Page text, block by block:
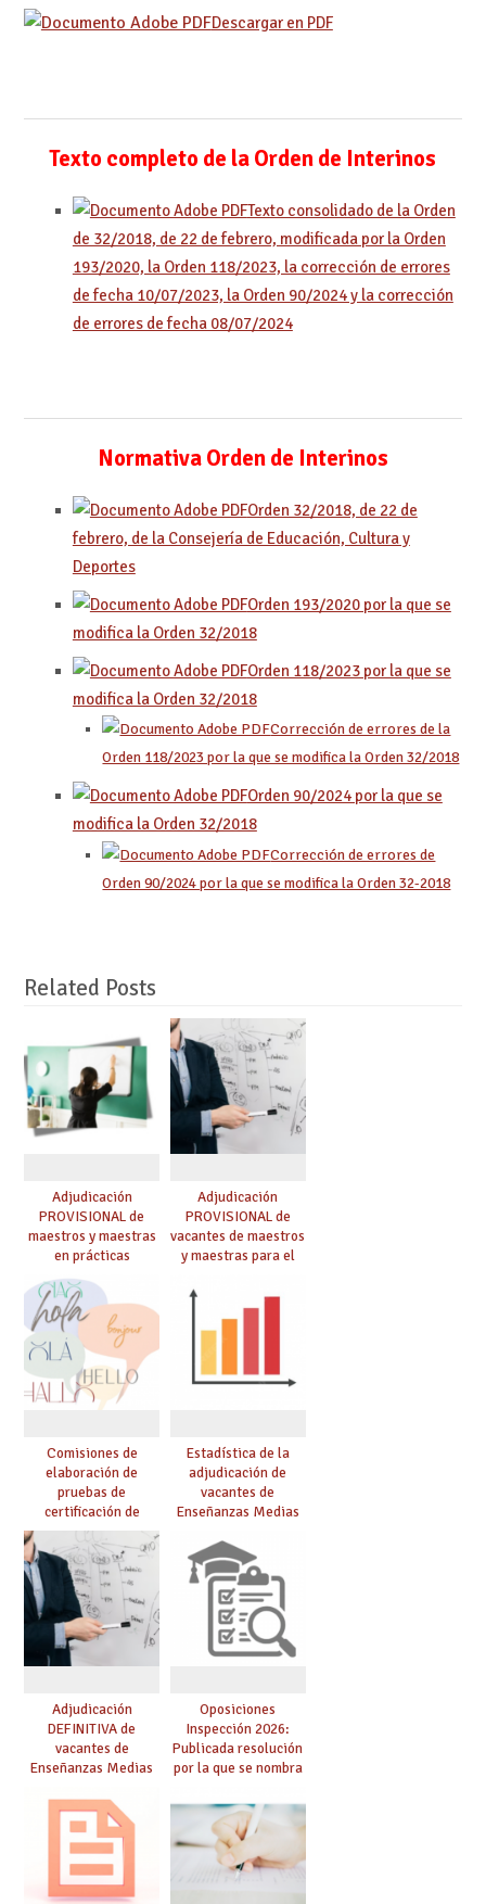
Descargar en PDF
Texto completo de la Orden de Interinos
Texto consolidado de la Orden
de 32/2018, de 22 de febrero, modificada por la Orden
193/2020, la Orden 118/2023, la corrección de errores
de fecha 10/07/2023, la Orden 90/2024 y la corrección
de errores de fecha 08/07/2024
Normativa Orden de Interinos
Orden 32/2018, de 22 de
febrero, de la Consejería de Educación, Cultura y
Deportes
Orden 193/2020 por la que se
modifica la Orden 32/2018
Orden 118/2023 por la que se
modifica la Orden 32/2018
Corrección de errores de la
Orden 118/2023 por la que se modifica la Orden 32/2018
Orden 90/2024 por la que se
modifica la Orden 32/2018
Corrección de errores de
Orden 90/2024 por la que se modifica la Orden 32-2018
Related Posts
Adjudicación
PROVISIONAL de
maestros y maestras
en prácticas
Adjudicación
PROVISIONAL de
vacantes de maestros
y maestras para el
Comisiones de
elaboración de
pruebas de
certificación de
competencia
lingüística: publicada
resolución definitiva
Estadística de la
adjudicación de
vacantes de
Enseñanzas Medias
Adjudicación
DEFINITIVA de
vacantes de
Enseñanzas Medias
Oposiciones
Inspección 2026:
Publicada resolución
por la que se nombra
prácticas, se regulan
dichas prácticas y se
convoca acto público
de adjudicación